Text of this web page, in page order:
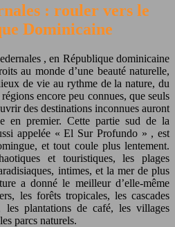
: rouler vers le
Dominicaine
, en République dominicaine
au monde d’une beauté naturelle,
de vie au rythme de la nature, du
encore peu connues, que seuls
des destinations inconnues auront
en premier. Cette partie sud de la
appelée « El Sur Profundo » , est
et tout coule plus lentement.
et touristiques, les plages
intimes, et la mer de plus
a donné le meilleur d’elle-même
les forêts tropicales, les cascades
les plantations de café, les villages
parcs naturels.